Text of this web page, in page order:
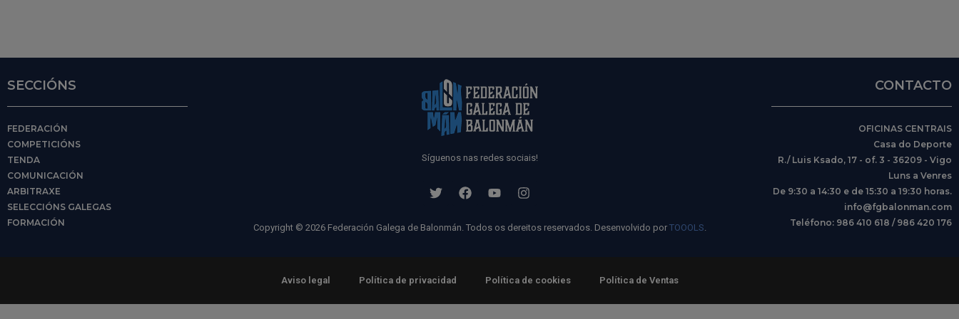
SECCIÓNS
FEDERACIÓN
COMPETICIÓNS
TENDA
COMUNICACIÓN
ARBITRAXE
SELECCIÓNS GALEGAS
FORMACIÓN
Síguenos nas redes sociais!
Copyright © 2026 Federación Galega de Balonmán. Todos os dereitos reservados. Desenvolvido por TOOOLS.
CONTACTO
OFICINAS CENTRAIS
Casa do Deporte
R./ Luis Ksado, 17 - of. 3 - 36209 - Vigo
Luns a Venres
De 9:30 a 14:30 e de 15:30 a 19:30 horas.
info@fgbalonman.com
Teléfono: 986 410 618 / 986 420 176
Aviso legal Política de privacidad Política de cookies Política de Ventas